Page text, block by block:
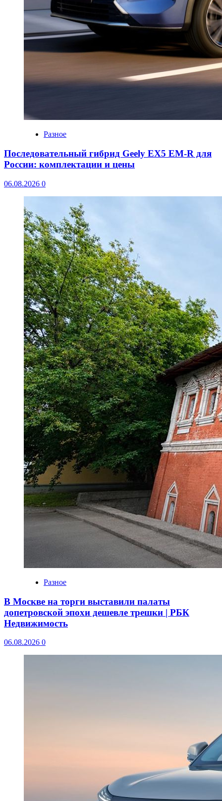
Разное
Последовательный гибрид Geely EX5 EM-R для
России: комплектации и цены
06.08.2026 0
Разное
В Москве на торги выставили палаты
допетровской эпохи дешевле трешки | РБК
Недвижимость
06.08.2026 0